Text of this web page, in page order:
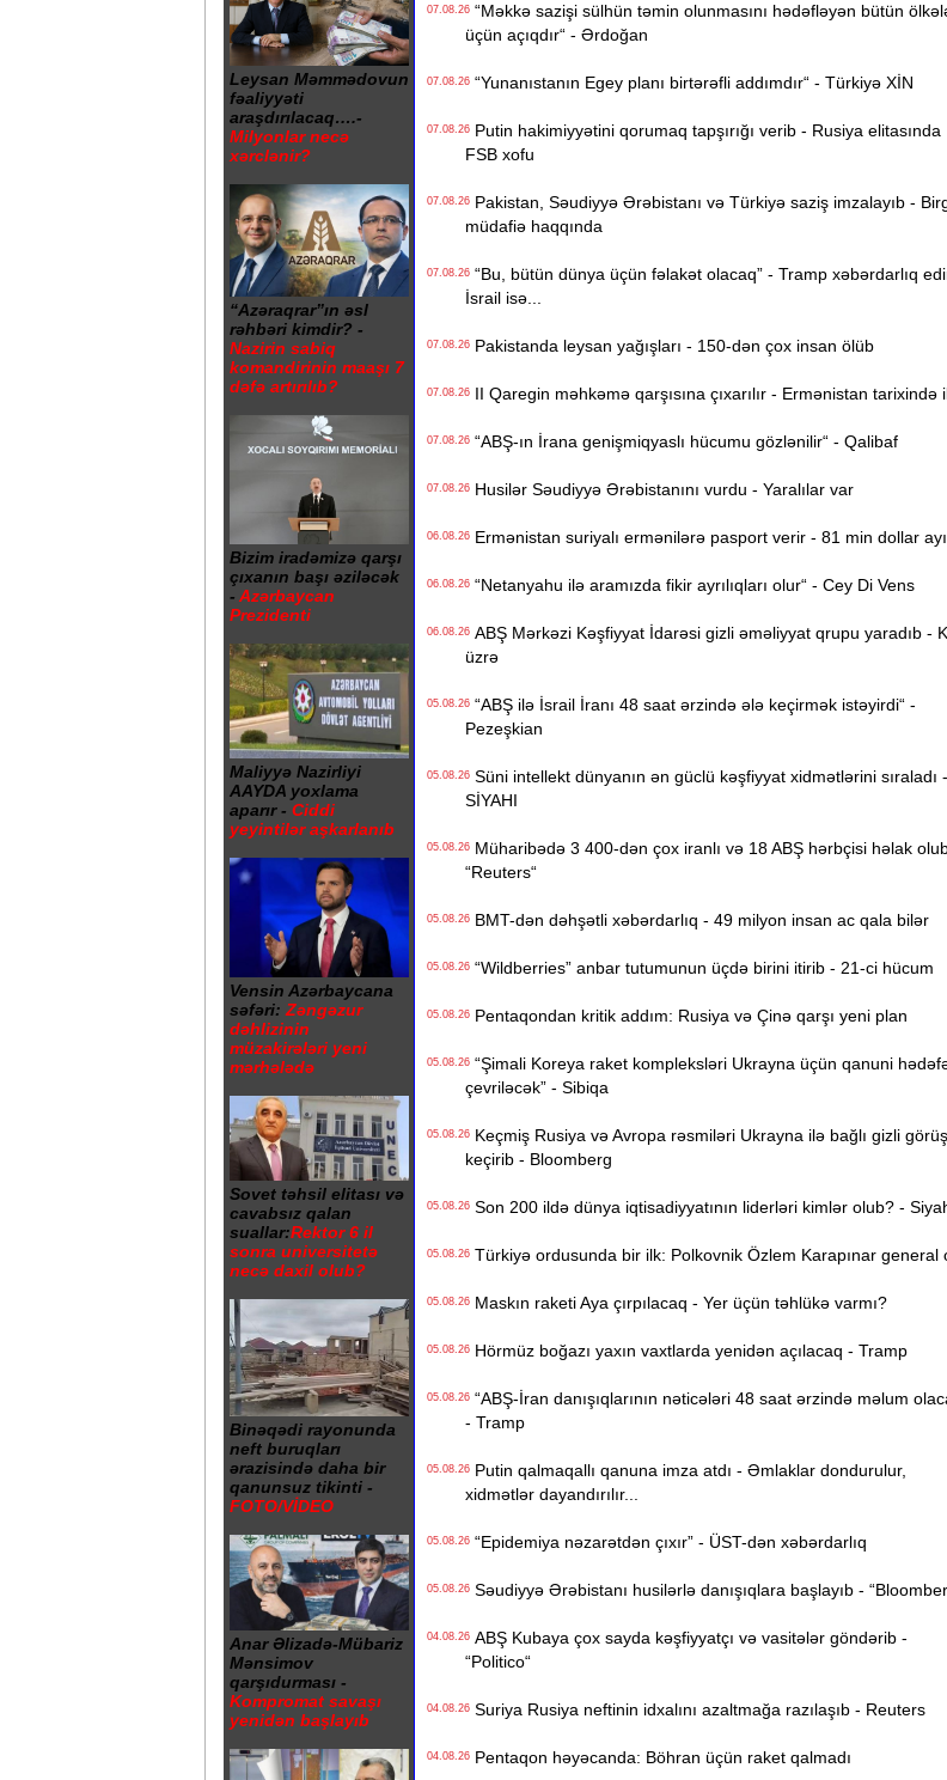
Leysan Məmmədovun
fəaliyyəti
araşdırılacaq….-
Milyonlar necə
xərclənir?
“Azəraqrar”ın əsl
rəhbəri kimdir? -
Nazirin sabiq
komandirinin maaşı 7
dəfə artırılıb?
Bizim iradəmizə qarşı
çıxanın başı əziləcək
- Azərbaycan
Prezidenti
Maliyyə Nazirliyi
AAYDA yoxlama
aparır - Ciddi
yeyintilər aşkarlanıb
Vensin Azərbaycana
səfəri: Zəngəzur
dəhlizinin
müzakirələri yeni
mərhələdə
Sovet təhsil elitası və
cavabsız qalan
suallar:Rektor 6 il
sonra universitetə
necə daxil olub?
Binəqədi rayonunda
neft buruqları
ərazisində daha bir
qanunsuz tikinti -
FOTO/VİDEO
Anar Əlizadə-Mübariz
Mənsimov
qarşıdurması -
Kompromat savaşı
yenidən başlayıb
07.08.26“Məkkə sazişi sülhün təmin olunmasını hədəfləyən bütün
üçün açıqdır“ - Ərdoğan
07.08.26“Yunanıstanın Egey planı birtərəfli addımdır“ - Türkiyə XİN
07.08.26Putin hakimiyyətini qorumaq tapşırığı verib - Rusiya elitasında
FSB xofu
07.08.26Pakistan, Səudiyyə Ərəbistanı və Türkiyə saziş imzalayıb -
müdafiə haqqında
07.08.26“Bu, bütün dünya üçün fəlakət olacaq” - Tramp xəbərdarlıq
İsrail isə...
07.08.26Pakistanda leysan yağışları - 150-dən çox insan ölüb
07.08.26II Qaregin məhkəmə qarşısına çıxarılır - Ermənistan tarixində
07.08.26“ABŞ-ın İrana genişmiqyaslı hücumu gözlənilir“ - Qalibaf
07.08.26Husilər Səudiyyə Ərəbistanını vurdu - Yaralılar var
06.08.26Ermənistan suriyalı ermənilərə pasport verir - 81 min dollar
06.08.26“Netanyahu ilə aramızda fikir ayrılıqları olur“ - Cey Di Vens
06.08.26ABŞ Mərkəzi Kəşfiyyat İdarəsi gizli əməliyyat qrupu yaradıb -
üzrə
05.08.26“ABŞ ilə İsrail İranı 48 saat ərzində ələ keçirmək istəyirdi“ -
Pezeşkian
05.08.26Süni intellekt dünyanın ən güclü kəşfiyyat xidmətlərini sıraladı -
SİYAHI
05.08.26Müharibədə 3 400-dən çox iranlı və 18 ABŞ hərbçisi həlak
“Reuters“
05.08.26BMT-dən dəhşətli xəbərdarlıq - 49 milyon insan ac qala bilər
05.08.26“Wildberries” anbar tutumunun üçdə birini itirib - 21-ci hücum
05.08.26Pentaqondan kritik addım: Rusiya və Çinə qarşı yeni plan
05.08.26“Şimali Koreya raket kompleksləri Ukrayna üçün qanuni
çevriləcək” - Sibiqa
05.08.26Keçmiş Rusiya və Avropa rəsmiləri Ukrayna ilə bağlı gizli görüş
keçirib - Bloomberg
05.08.26Son 200 ildə dünya iqtisadiyyatının liderləri kimlər olub? -
05.08.26Türkiyə ordusunda bir ilk: Polkovnik Özlem Karapınar general
05.08.26Maskın raketi Aya çırpılacaq - Yer üçün təhlükə varmı?
05.08.26Hörmüz boğazı yaxın vaxtlarda yenidən açılacaq - Tramp
05.08.26“ABŞ-İran danışıqlarının nəticələri 48 saat ərzində məlum
- Tramp
05.08.26Putin qalmaqallı qanuna imza atdı - Əmlaklar dondurulur,
xidmətlər dayandırılır...
05.08.26“Epidemiya nəzarətdən çıxır” - ÜST-dən xəbərdarlıq
05.08.26Səudiyyə Ərəbistanı husilərlə danışıqlara başlayıb -
04.08.26ABŞ Kubaya çox sayda kəşfiyyatçı və vasitələr göndərib -
“Politico“
04.08.26Suriya Rusiya neftinin idxalını azaltmağa razılaşıb - Reuters
04.08.26Pentaqon həyəcanda: Böhran üçün raket qalmadı